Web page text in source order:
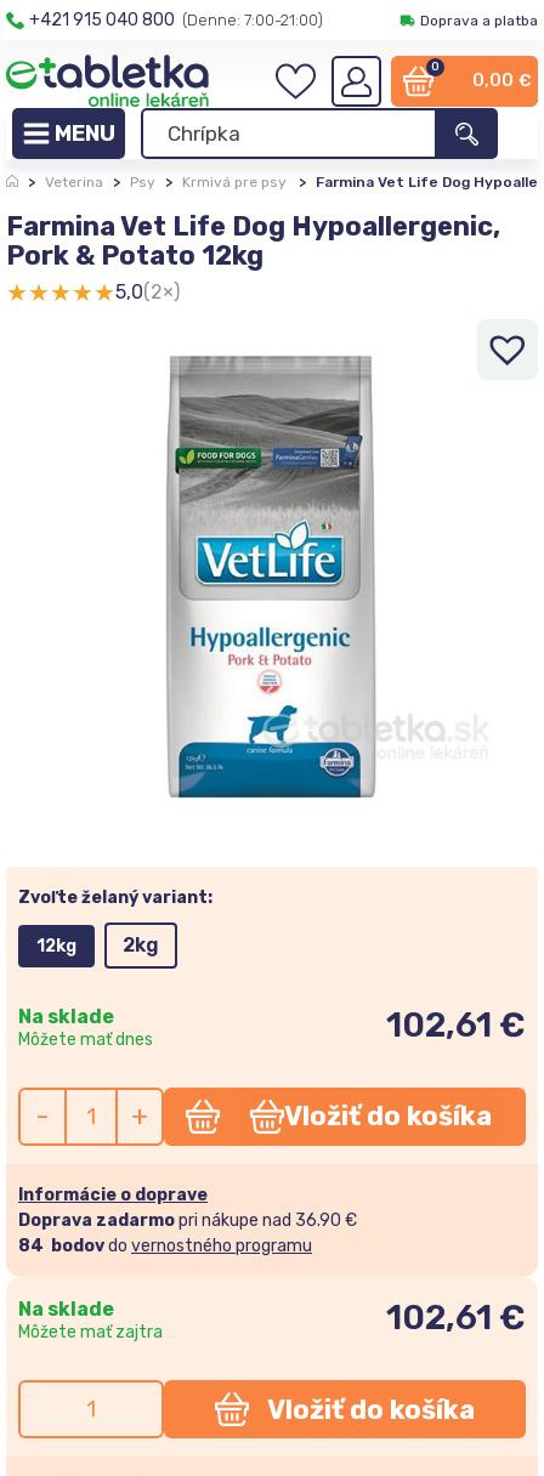
+421 915 040 800 (Denne: 7:00-21:00) Doprava a platba
0
0,00 €
> Veterina > Psy > Krmivá pre psy > Farmina Vet Life Dog
Farmina Vet Life Dog Hypoallergenic,
Pork & Potato 12kg
★★★★★5,0(2×)
Zvoľte želaný variant:
12kg 2kg
Na sklade
Môžete mať dnes 102,61 €
- + Vložiť do košíka
Informácie o doprave
Doprava zadarmopri nákupe nad 36.90 €
84 bodovdo vernostného programu
Na sklade
Môžete mať zajtra 102,61 €
Vložiť do košíka